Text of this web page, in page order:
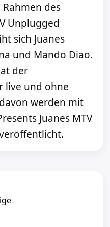
des
Unplugged
sich Juanes
und Mando Diao.
der
live und ohne
werden mit
Juanes MTV